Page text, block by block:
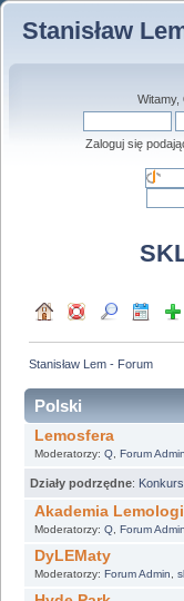
Stanisław
Witamy,
Zaloguj się
Stanisław Lem - Forum
Polski
Lemosfera
Moderatorzy: Q, Forum Admin
Działy podrzędne:
Akademia
Moderatorzy: Q, Forum Admin
DyLEMaty
Moderatorzy: Forum Admin